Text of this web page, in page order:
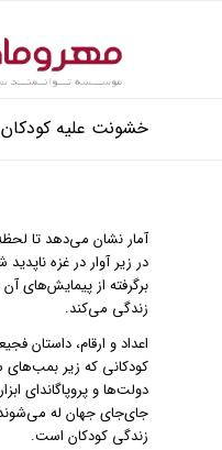
خشونت علیه کودکان
در زیر آوار در غزه
برگرفته از پیمایش‌های
زندگی می‌کند.
اعداد و ارقام، داستان
کودکانی که زیر
دولت‌ها و پروپاگاندای
جای‌جای جهان له می‌شوند
زندگی کودکان است.